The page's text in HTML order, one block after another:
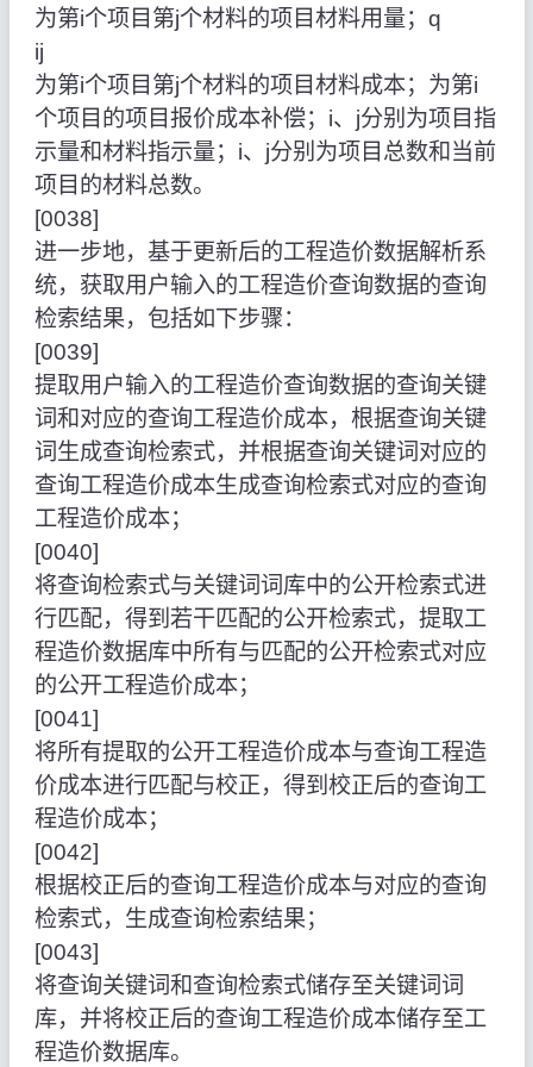
为第i个项目第j个材料的项目材料用量；q
ij
为第i个项目第j个材料的项目材料成本；为第i
个项目的项目报价成本补偿；i、j分别为项目指
示量和材料指示量；i、j分别为项目总数和当前
项目的材料总数。
[0038]
进一步地，基于更新后的工程造价数据解析系
统，获取用户输入的工程造价查询数据的查询
检索结果，包括如下步骤：
[0039]
提取用户输入的工程造价查询数据的查询关键
词和对应的查询工程造价成本，根据查询关键
词生成查询检索式，并根据查询关键词对应的
查询工程造价成本生成查询检索式对应的查询
工程造价成本；
[0040]
将查询检索式与关键词词库中的公开检索式进
行匹配，得到若干匹配的公开检索式，提取工
程造价数据库中所有与匹配的公开检索式对应
的公开工程造价成本；
[0041]
将所有提取的公开工程造价成本与查询工程造
价成本进行匹配与校正，得到校正后的查询工
程造价成本；
[0042]
根据校正后的查询工程造价成本与对应的查询
检索式，生成查询检索结果；
[0043]
将查询关键词和查询检索式储存至关键词词
库，并将校正后的查询工程造价成本储存至工
程造价数据库。